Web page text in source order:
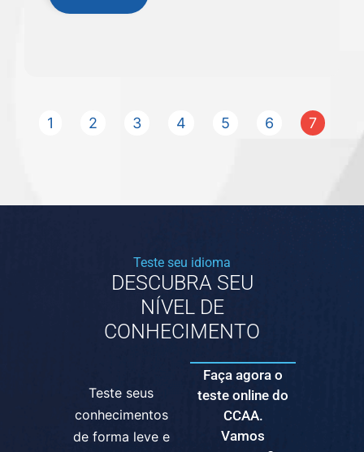
1 2 3 4 5 6 7
Teste seu idioma
DESCUBRA SEU
NÍVEL DE
CONHECIMENTO
Teste seus
conhecimentos
de forma leve e
Faça agora o
teste online do
CCAA.
Vamos